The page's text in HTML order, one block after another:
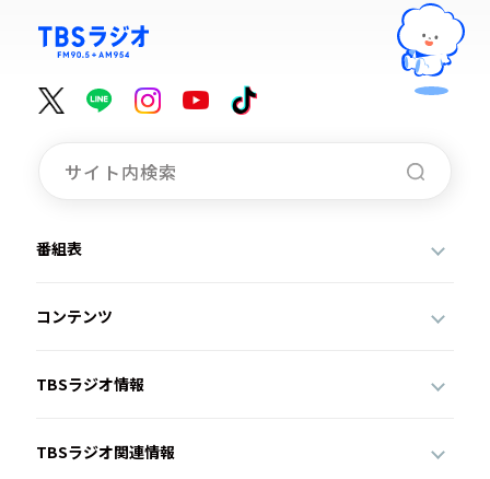
番組表
コンテンツ
TBSラジオ情報
TBSラジオ関連情報